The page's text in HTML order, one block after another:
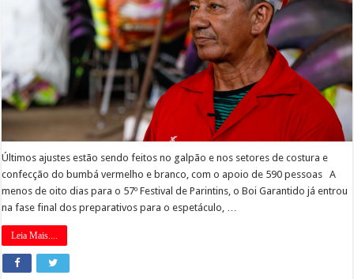
Últimos ajustes estão sendo feitos no galpão e nos setores de costura e
confecção do bumbá vermelho e branco, com o apoio de 590 pessoas A
menos de oito dias para o 57º Festival de Parintins, o Boi Garantido já entrou
na fase final dos preparativos para o espetáculo, …
Leia Mais....